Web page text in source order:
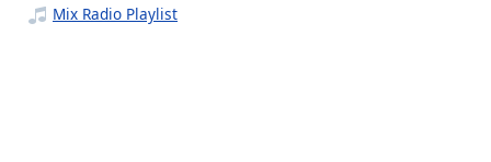
Mix Radio Playlist